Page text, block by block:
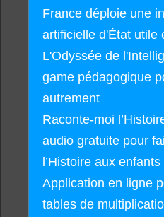
France déploie une
artificielle d'État utile
L'Odyssée de
game pédagogique
autrement
Raconte-moi
audio gratuite pour
l’Histoire aux enfants
Application en ligne
tables de